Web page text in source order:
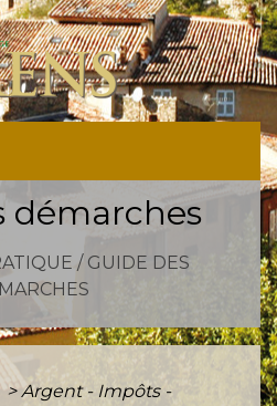
démarches
/ GUIDE DES
> Argent - Impôts -